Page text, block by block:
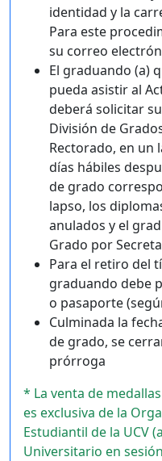
identidad y la
Para este
su correo
El graduando (a)
pueda asistir al
deberá solicitar
División de
Rectorado, en un
días hábiles
de grado
lapso, los
anulados y el
Grado por
Para el retiro del
graduando debe
o pasaporte
Culminada la
de grado, se
prórroga
* La venta de
es exclusiva de la
Estudiantil de la UCV
Universitario en